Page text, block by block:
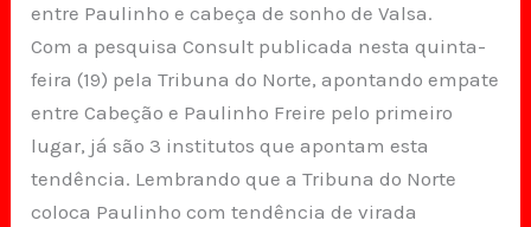
entre Paulinho e cabeça de sonho de Valsa.
Com a pesquisa Consult publicada nesta quinta-
feira (19) pela Tribuna do Norte, apontando empate
entre Cabeção e Paulinho Freire pelo primeiro
lugar, já são 3 institutos que apontam esta
tendência. Lembrando que a Tribuna do Norte
coloca Paulinho com tendência de virada